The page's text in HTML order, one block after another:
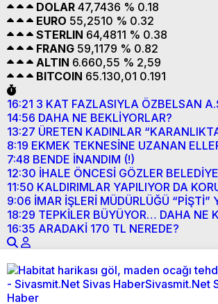
DOLAR 47,7436 % 0.18
EURO 55,2510 % 0.32
STERLIN 64,4811 % 0.38
FRANG 59,1179 % 0.82
ALTIN 6.660,55 % 2,59
BITCOIN 65.130,01 0.191
16:21 3 KAT FAZLASIYLA ÖZBELSAN
14:56 DAHA NE BEKLİYORLAR?
13:27 ÜRETEN KADINLAR
8:19 EKMEK TEKNESİNE UZANAN
7:48 BENDE İNANDIM (!)
12:30 İHALE ÖNCESİ GÖZLER
11:50 KALDIRIMLAR YAPILIYOR DA
9:06 İMAR İŞLERİ MÜDÜRLÜĞÜ “PİŞTİ”
18:29 TEPKİLER BÜYÜYOR… DAHA NE
16:35 ARADAKİ 170 TL NEREDE?